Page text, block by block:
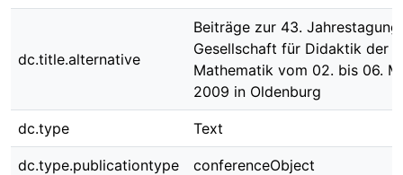
dc.title.alternative
Beiträge zur 43.
Gesellschaft für Didaktik der
Mathematik vom 02. bis 06.
2009 in Oldenburg
dc.type Text
dc.type.publicationtype conferenceObject